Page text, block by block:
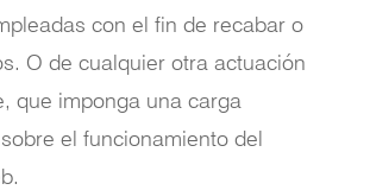
con el fin de recabar o
O de cualquier otra actuación
que imponga una carga
el funcionamiento del